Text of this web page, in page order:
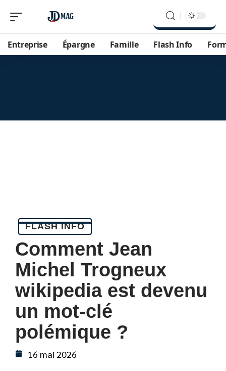
Entreprise Épargne Famille Flash Info
FLASH INFO
Comment Jean
Michel Trogneux
wikipedia est devenu
un mot-clé
polémique ?
16 mai 2026